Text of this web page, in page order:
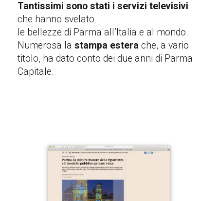
Tantissimi sono stati i servizi televisivi
che hanno svelato
le bellezze di Parma all’Italia e al mondo.
Numerosa la stampa estera che, a vario
titolo, ha dato conto dei due anni di Parma
Capitale.